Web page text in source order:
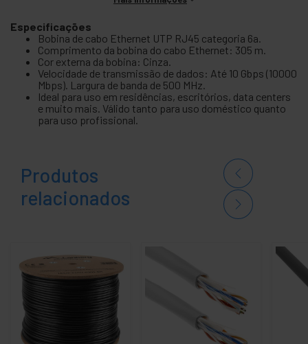
Especificações
Bobina de cabo Ethernet UTP RJ45 categoria 6a.
Comprimento da bobina do cabo Ethernet: 305 m.
Cor externa da bobina: Cinza.
Velocidade de transmissão de dados: Até 10 Gbps (10000
Mbps). Largura de banda de 500 MHz.
Ideal para uso em residências, escritórios, data centers
e muito mais. Válido tanto para uso doméstico quanto
para uso profissional.
Produtos
relacionados